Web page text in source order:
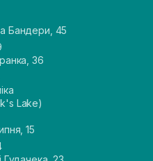
Бандери, 45
36
Lake)
15